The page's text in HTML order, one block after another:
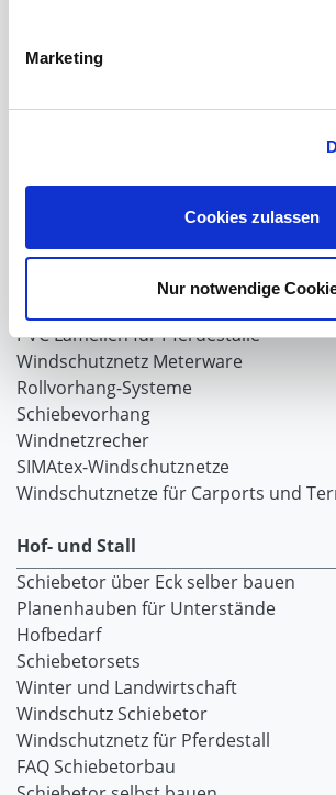
Marketing
Cookies zulassen
Nur notwendige
Windschutzgewebe
Windschutznetz für Pferdeführanlagen
Planenvorhang
Windschutznetz mit Ösen
PVC Lamellen für Pferdeställe
Windschutznetz Meterware
Rollvorhang-Systeme
Schiebevorhang
Windnetzrecher
SIMAtex-Windschutznetze
Windschutznetze für Carports und
Hof- und Stall
Schiebetor über Eck selber bauen
Planenhauben für Unterstände
Hofbedarf
Schiebetorsets
Winter und Landwirtschaft
Windschutz Schiebetor
Windschutznetz für Pferdestall
FAQ Schiebetorbau